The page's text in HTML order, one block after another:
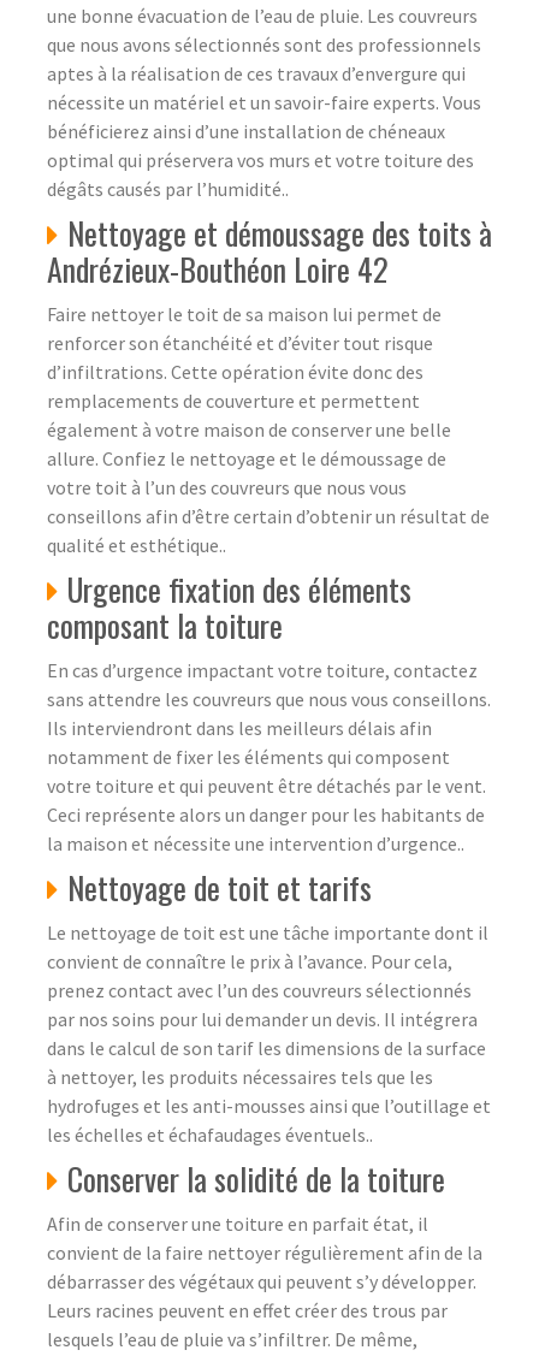
une bonne évacuation de l’eau de pluie. Les couvreurs
que nous avons sélectionnés sont des professionnels
aptes à la réalisation de ces travaux d’envergure qui
nécessite un matériel et un savoir-faire experts. Vous
bénéficierez ainsi d’une installation de chéneaux
optimal qui préservera vos murs et votre toiture des
dégâts causés par l’humidité..
Nettoyage et démoussage des toits à
Andrézieux-Bouthéon Loire 42
Faire nettoyer le toit de sa maison lui permet de
renforcer son étanchéité et d’éviter tout risque
d’infiltrations. Cette opération évite donc des
remplacements de couverture et permettent
également à votre maison de conserver une belle
allure. Confiez le nettoyage et le démoussage de
votre toit à l’un des couvreurs que nous vous
conseillons afin d’être certain d’obtenir un résultat de
qualité et esthétique..
Urgence fixation des éléments
composant la toiture
En cas d’urgence impactant votre toiture, contactez
sans attendre les couvreurs que nous vous conseillons.
Ils interviendront dans les meilleurs délais afin
notamment de fixer les éléments qui composent
votre toiture et qui peuvent être détachés par le vent.
Ceci représente alors un danger pour les habitants de
la maison et nécessite une intervention d’urgence..
Nettoyage de toit et tarifs
Le nettoyage de toit est une tâche importante dont il
convient de connaître le prix à l’avance. Pour cela,
prenez contact avec l’un des couvreurs sélectionnés
par nos soins pour lui demander un devis. Il intégrera
dans le calcul de son tarif les dimensions de la surface
à nettoyer, les produits nécessaires tels que les
hydrofuges et les anti-mousses ainsi que l’outillage et
les échelles et échafaudages éventuels..
Conserver la solidité de la toiture
Afin de conserver une toiture en parfait état, il
convient de la faire nettoyer régulièrement afin de la
débarrasser des végétaux qui peuvent s’y développer.
Leurs racines peuvent en effet créer des trous par
lesquels l’eau de pluie va s’infiltrer. De même,